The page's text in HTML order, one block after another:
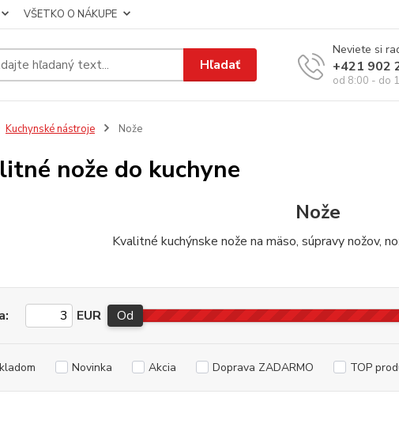
VŠETKO O NÁKUPE
Hľadať
Neviete si
+421 902
od 8:00 - do
Kuchynské nástroje Nože
nože do kuchyne
Nože
Kvalitné kuchýnske nože na mäso, súpravy nožov,
EUR Od
Novinka Akcia Doprava ZADARMO TOP